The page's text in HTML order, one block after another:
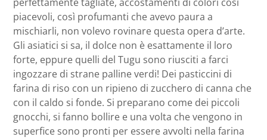
piacevoli, così profumanti che avevo paura a
mischiarli, non volevo rovinare questa opera d’arte.
Gli asiatici si sa, il dolce non è esattamente il loro
forte, eppure quelli del Tugu sono riusciti a farci
ingozzare di strane palline verdi! Dei pasticcini di
farina di riso con un ripieno di zucchero di canna che
con il caldo si fonde. Si preparano come dei piccoli
gnocchi, si fanno bollire e una volta che vengono in
superfice sono pronti per essere avvolti nella farina